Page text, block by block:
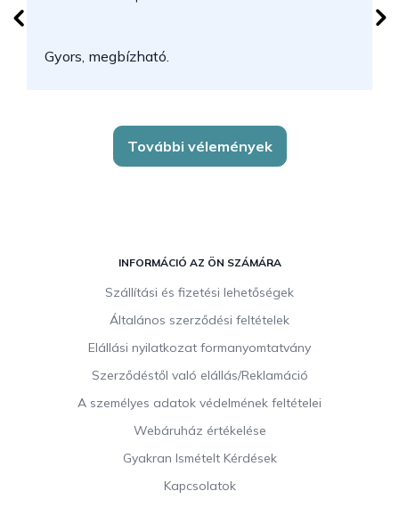
Gyors, megbízható.
További vélemények
INFORMÁCIÓ AZ ÖN SZÁMÁRA
Szállítási és fizetési lehetőségek
Általános szerződési feltételek
Elállási nyilatkozat formanyomtatvány
Szerződéstől való elállás/Reklamáció
A személyes adatok védelmének feltételei
Webáruház értékelése
Gyakran Ismételt Kérdések
Kapcsolatok